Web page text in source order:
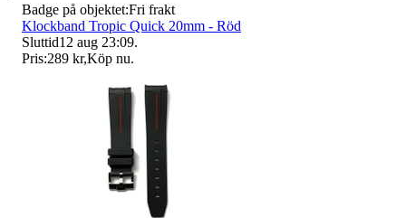
Badge på objektet:Fri frakt
Klockband Tropic Quick 20mm - Röd
Sluttid12 aug 23:09.
Pris:289 kr,Köp nu.